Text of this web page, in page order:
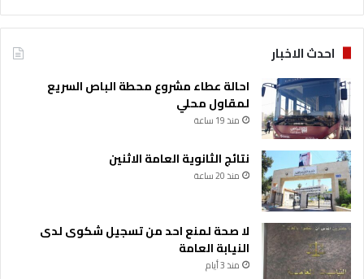
احدث الاخبار
احالة عطاء مشروع محطة الباص السريع
لمقاول محلي
منذ 19 ساعة
نتائج الثانوية العامة الاثنين
منذ 20 ساعة
لا صحة لمنع احد من تسجيل شكوى لدى
النيابة العامة
منذ 3 أيام